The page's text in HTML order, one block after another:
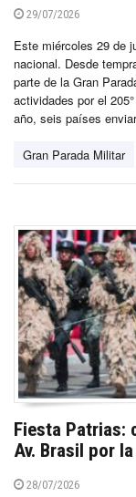
29/07/2026
Este miércoles 29 de
nacional. Desde
parte de la Gran
actividades por el
año, seis países
Gran Parada Militar
Fiesta Patrias:
Av. Brasil por
28/07/2026